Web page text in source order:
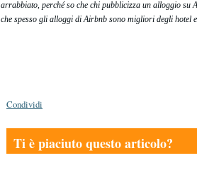
arrabbiato, perché so che chi pubblicizza un alloggio su
che spesso gli alloggi di Airbnb sono migliori degli hotel
Condividi
Ti è piaciuto questo articolo?